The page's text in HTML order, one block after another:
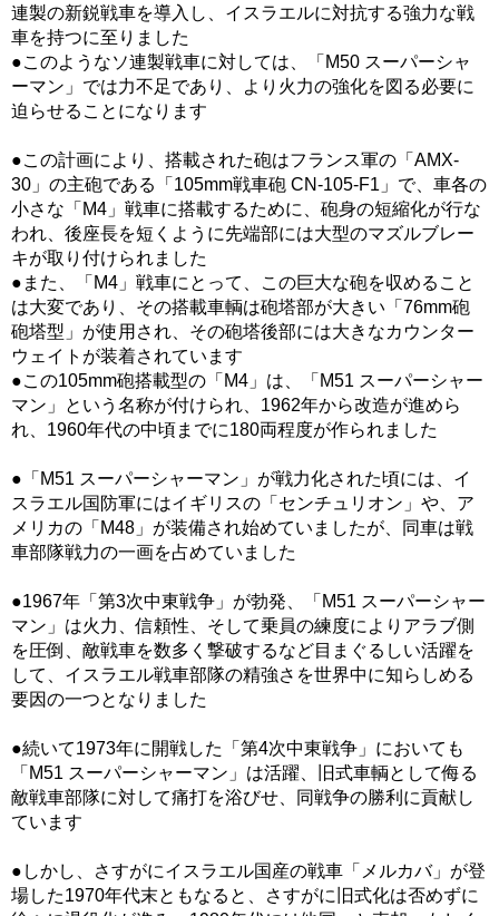
連製の新鋭戦車を導入し、イスラエルに対抗する強力な戦
車を持つに至りました
●このようなソ連製戦車に対しては、「M50 スーパーシャ
ーマン」では力不足であり、より火力の強化を図る必要に
迫らせることになります
●この計画により、搭載された砲はフランス軍の「AMX-
30」の主砲である「105mm戦車砲 CN-105-F1」で、車各の
小さな「M4」戦車に搭載するために、砲身の短縮化が行な
われ、後座長を短くように先端部には大型のマズルブレー
キが取り付けられました
●また、「M4」戦車にとって、この巨大な砲を収めること
は大変であり、その搭載車輌は砲塔部が大きい「76mm砲
砲塔型」が使用され、その砲塔後部には大きなカウンター
ウェイトが装着されています
●この105mm砲搭載型の「M4」は、「M51 スーパーシャー
マン」という名称が付けられ、1962年から改造が進めら
れ、1960年代の中頃までに180両程度が作られました
●「M51 スーパーシャーマン」が戦力化された頃には、イ
スラエル国防軍にはイギリスの「センチュリオン」や、ア
メリカの「M48」が装備され始めていましたが、同車は戦
車部隊戦力の一画を占めていました
●1967年「第3次中東戦争」が勃発、「M51 スーパーシャー
マン」は火力、信頼性、そして乗員の練度によりアラブ側
を圧倒、敵戦車を数多く撃破するなど目まぐるしい活躍を
して、イスラエル戦車部隊の精強さを世界中に知らしめる
要因の一つとなりました
●続いて1973年に開戦した「第4次中東戦争」においても
「M51 スーパーシャーマン」は活躍、旧式車輌として侮る
敵戦車部隊に対して痛打を浴びせ、同戦争の勝利に貢献し
ています
●しかし、さすがにイスラエル国産の戦車「メルカバ」が登
場した1970年代末ともなると、さすがに旧式化は否めずに